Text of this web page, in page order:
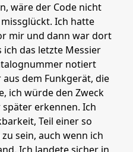
wäre der Code nicht
Ich hatte
mir und dann war dort
ich das letzte Messier
notiert
dem Funkgerät, die
ich würde den Zweck
erkennen. Ich
Teil einer so
sein, auch wenn ich